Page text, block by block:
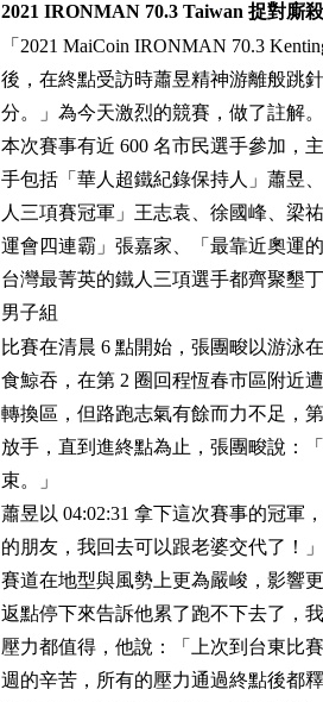
2021 IRONMAN 70.3 Taiwan 捉對廝
「2021 MaiCoin IRONMAN 70.3
後，在終點受訪時蕭昱精神游離般跳
分。」為今天激烈的競賽，做了註解。
本次賽事有近 600 名市民選手參加，
手包括「華人超鐵紀錄保持人」蕭昱
人三項賽冠軍」王志袁、徐國峰、梁
運會四連霸」張嘉家、「最靠近奧運
台灣最菁英的鐵人三項選手都齊聚墾
男子組
比賽在清晨 6 點開始，張團畯以游泳
食鯨吞，在第 2 圈回程恆春市區附近
轉換區，但路跑志氣有餘而力不足，
放手，直到進終點為止，張團畯說：
束。」
蕭昱以 04:02:31 拿下這次賽事的冠軍
的朋友，我回去可以跟老婆交代了！
賽道在地型與風勢上更為嚴峻，影響
返點停下來告訴他累了跑不下去了，
壓力都值得，他說：「上次到台東比
週的辛苦，所有的壓力通過終點後都